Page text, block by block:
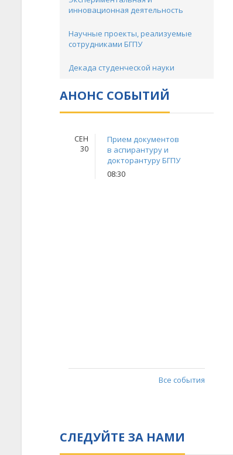
инновационная деятельность
Научные проекты, реализуемые
сотрудниками БГПУ
Декада студенческой науки
АНОНС СОБЫТИЙ
СЕН
30
Прием документов
в аспирантуру и
докторантуру БГПУ
08:30
Все события
СЛЕДУЙТЕ ЗА НАМИ